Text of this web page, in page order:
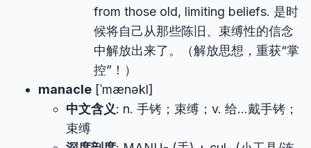
from those old, limiting beliefs. 是时
候将自己从那些陈旧、束缚性的信念
中解放出来了。（解放思想，重获“掌
控”！）
manacle [ˈmænəkl]
中文含义: n. 手铐；束缚；v. 给…戴手铐；
束缚